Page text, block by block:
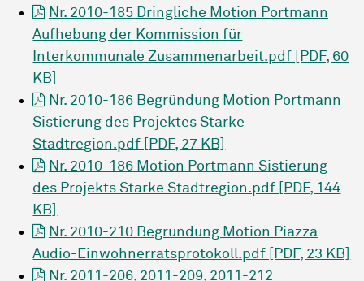
Nr. 2010-185 Dringliche Motion Portmann
Aufhebung der Kommission für
Interkommunale Zusammenarbeit.pdf [PDF, 60
KB]
Nr. 2010-186 Begründung Motion Portmann
Sistierung des Projektes Starke
Stadtregion.pdf [PDF, 27 KB]
Nr. 2010-186 Motion Portmann Sistierung
des Projekts Starke Stadtregion.pdf [PDF, 144
KB]
Nr. 2010-210 Begründung Motion Piazza
Audio-Einwohnerratsprotokoll.pdf [PDF, 23 KB]
Nr. 2011-206, 2011-209, 2011-212